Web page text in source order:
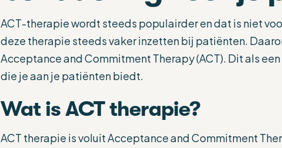
ACT-therapie wordt steeds populairder en dat is niet
deze therapie steeds vaker inzetten bij patiënten.
Acceptance and Commitment Therapy (ACT). Dit als
die je aan je patiënten biedt.
Wat is ACT therapie?
ACT therapie is voluit Acceptance and Commitment